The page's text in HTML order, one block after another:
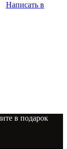
Написать в
в подарок